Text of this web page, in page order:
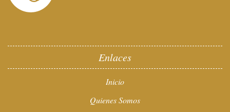
Enlaces
Inicio
Quienes Somos